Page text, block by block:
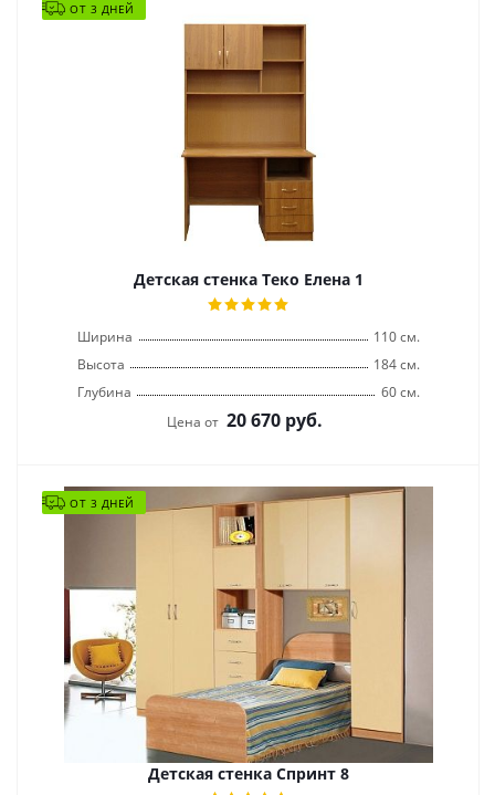
ОТ 3 ДНЕЙ
Детская стенка Теко Елена 1
Ширина
110 см.
Высота
184 см.
Глубина
60 см.
Цена от 20 670 руб.
ОТ 3 ДНЕЙ
Детская стенка Спринт 8